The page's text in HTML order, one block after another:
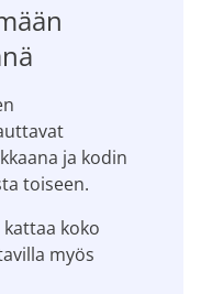
ja kodin
toiseen.
koko
myös